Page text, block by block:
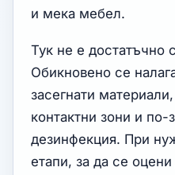
и мека мебел.
Тук не е достатъчно
Обикновено се
засегнати
контактни зони и по-
дезинфекция. При
етапи, за да се